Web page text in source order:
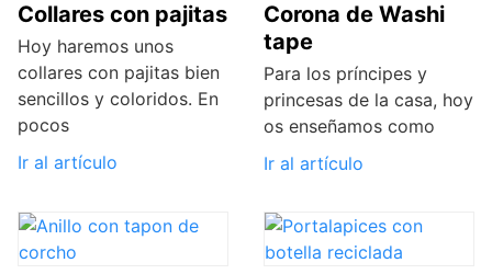
Collares con pajitas
Hoy haremos unos
collares con pajitas bien
sencillos y coloridos. En
pocos
Ir al artículo
Corona de Washi
tape
Para los príncipes y
princesas de la casa, hoy
os enseñamos como
Ir al artículo